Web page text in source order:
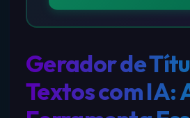
Gerador de
Textos com IA: